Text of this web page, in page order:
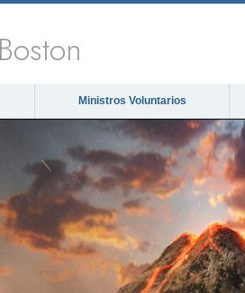
Boston
Ministros Voluntarios